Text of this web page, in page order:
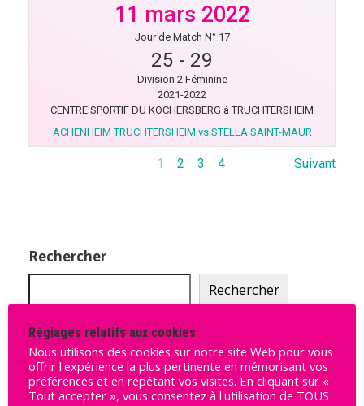
11 mars 2022
Jour de Match N° 17
25 - 29
Division 2 Féminine
2021-2022
CENTRE SPORTIF DU KOCHERSBERG à TRUCHTERSHEIM
ACHENHEIM TRUCHTERSHEIM vs STELLA SAINT-MAUR
1 2 3 4 Suivant
Rechercher
Rechercher
Ligue Butagaz 2025-2026
Pos Équipe Pts Victoires
Réglages relatifs aux cookies
Nous utilisons des cookies sur notre site Web pour vous
offrir l'expérience la plus pertinente en mémorisant vos
préférences et en répétant vos visites. En cliquant sur «
Tout accepter », vous consentez à l'utilisation de TOUS